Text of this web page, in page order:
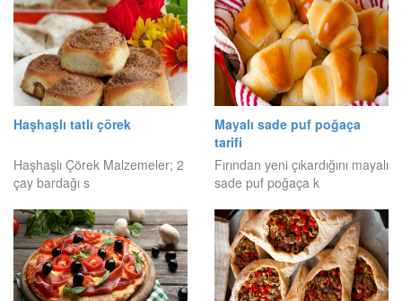
Haşhaşlı tatlı çörek
Haşhaşlı Çörek Malzemeler; 2
çay bardağı s
Mayalı sade puf poğaça
tarifi
Fırından yeni çıkardığını mayalı
sade puf poğaça k